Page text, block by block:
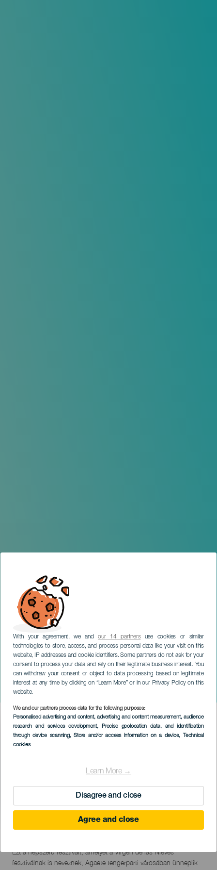
With your agreement, we andour 14 partnersuse cookies or similar
technologies to store, access, and process personal data like your visit on this
website, IP addresses and cookie identifiers. Some partners do not ask for your
consent to process your data and rely on their legitimate business interest. You
can withdraw your consent or object to data processing based on legitimate
interest at any time by clicking on “Learn More” or in our Privacy Policy on this
website.
We and our partners process data for the following purposes:
Personalised advertising and content, advertising and content measurement, audience
research and services development, Precise geolocation data, and identification
through device scanning, Store and/or access information on a device, Technical
cookies
Learn More →
Disagree and close
Agree and close
Fiestas de la Rama
GRAN CANARIA
Imagen
Listado
September 2026
Descripción
del
Ezt a népszerű fesztivált, amelyet a Virgen de las Nieves
fesztiválnak is neveznek, Agaete tengerparti városában ünneplik